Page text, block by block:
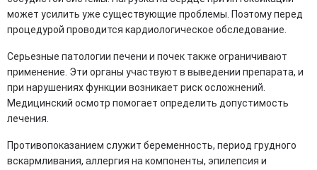
может усилить уже существующие проблемы. Поэтому перед
процедурой проводится кардиологическое обследование.
Серьезные патологии печени и почек также ограничивают
применение. Эти органы участвуют в выведении препарата, и
при нарушениях функции возникает риск осложнений.
Медицинский осмотр помогает определить допустимость
лечения.
Противопоказанием служит беременность, период грудного
вскармливания, аллергия на компоненты, эпилепсия и